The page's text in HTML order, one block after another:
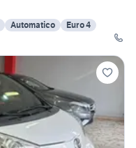
Automatico
Euro 4